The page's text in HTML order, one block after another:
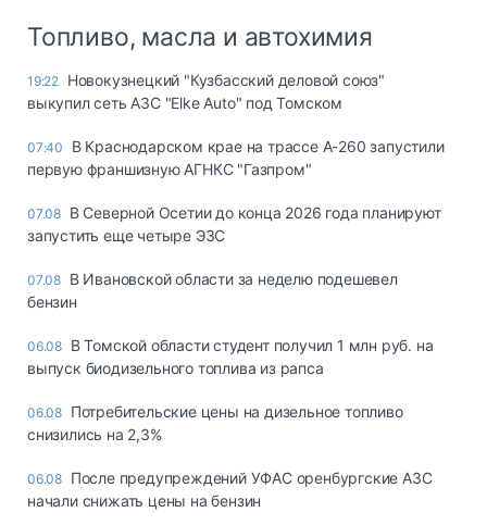
Топливо, масла и автохимия
19:22 Новокузнецкий "Кузбасский деловой союз"
выкупил сеть АЗС "Elke Auto" под Томском
07:40
В Краснодарском крае на трассе А-260 запустили
первую франшизную АГНКС "Газпром"
07.08 В Северной Осетии до конца 2026 года планируют
запустить еще четыре ЭЗС
07.08 В Ивановской области за неделю подешевел
бензин
06.08 В Томской области студент получил 1 млн руб. на
выпуск биодизельного топлива из рапса
06.08 Потребительские цены на дизельное топливо
снизились на 2,3%
06.08 После предупреждений УФАС оренбургские АЗС
начали снижать цены на бензин